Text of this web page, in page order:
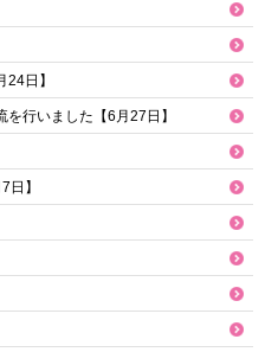
日】
行いました【6月27日】
日】